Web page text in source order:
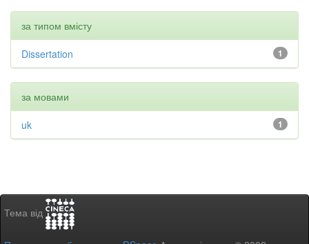
за типом вмісту
1
Dissertation
за мовами
1
uk
Тема від